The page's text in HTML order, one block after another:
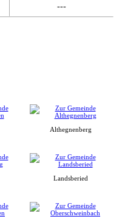
---
Althegnenberg
Landsberied